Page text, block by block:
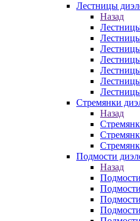
Лестницы
Назад
Стремянки
Назад
Подмости
Назад